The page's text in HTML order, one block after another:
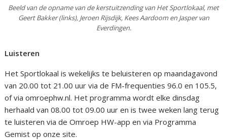
Beeld van de opname van de kerstuitzending van Het Sportlokaal, met
Geert Bakker (links), Jeroen Rijsdijk, Kees Aardoom en Jasper van
Everdingen.
Luisteren
Het Sportlokaal is wekelijks te beluisteren op maandagavond
van 20.00 tot 21.00 uur via de FM-frequenties 96.0 en 105.5,
of via omroephw.nl. Het programma wordt elke dinsdag
herhaald van 08.00 tot 09.00 uur en is twee weken lang terug
te luisteren via de Omroep HW-app en via Programma
Gemist op onze site.